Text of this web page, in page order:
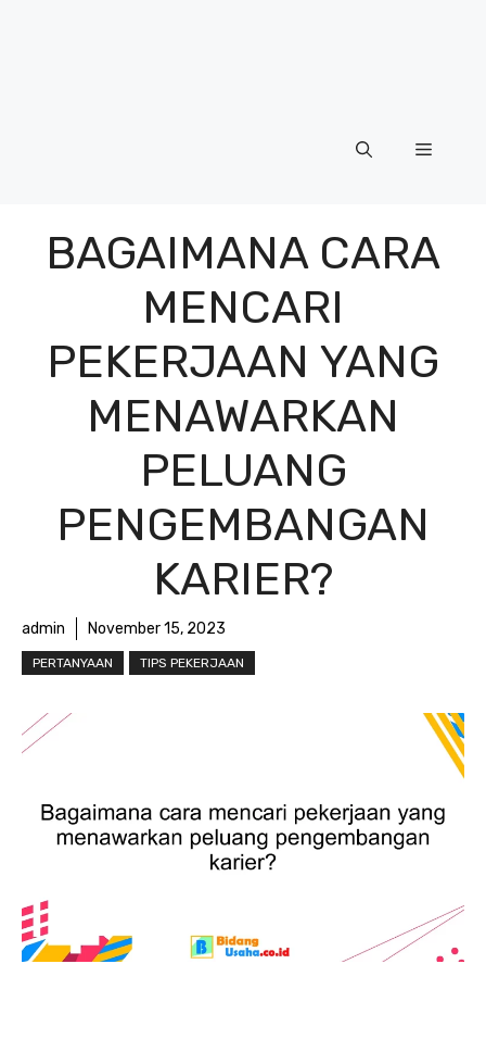
Menu
BAGAIMANA CARA
MENCARI
PEKERJAAN YANG
MENAWARKAN
PELUANG
PENGEMBANGAN
KARIER?
admin November 15, 2023
PERTANYAAN TIPS PEKERJAAN